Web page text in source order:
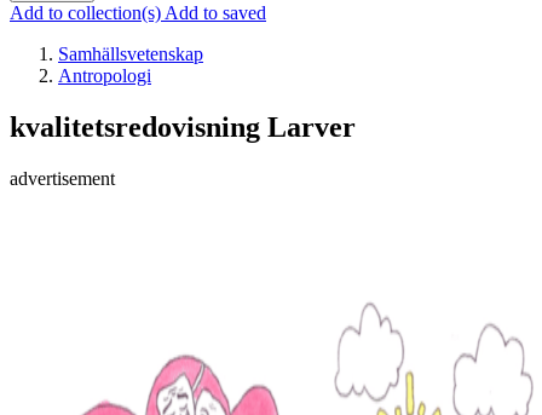
Add to collection(s) Add to saved
Samhällsvetenskap
Antropologi
kvalitetsredovisning Larver
advertisement